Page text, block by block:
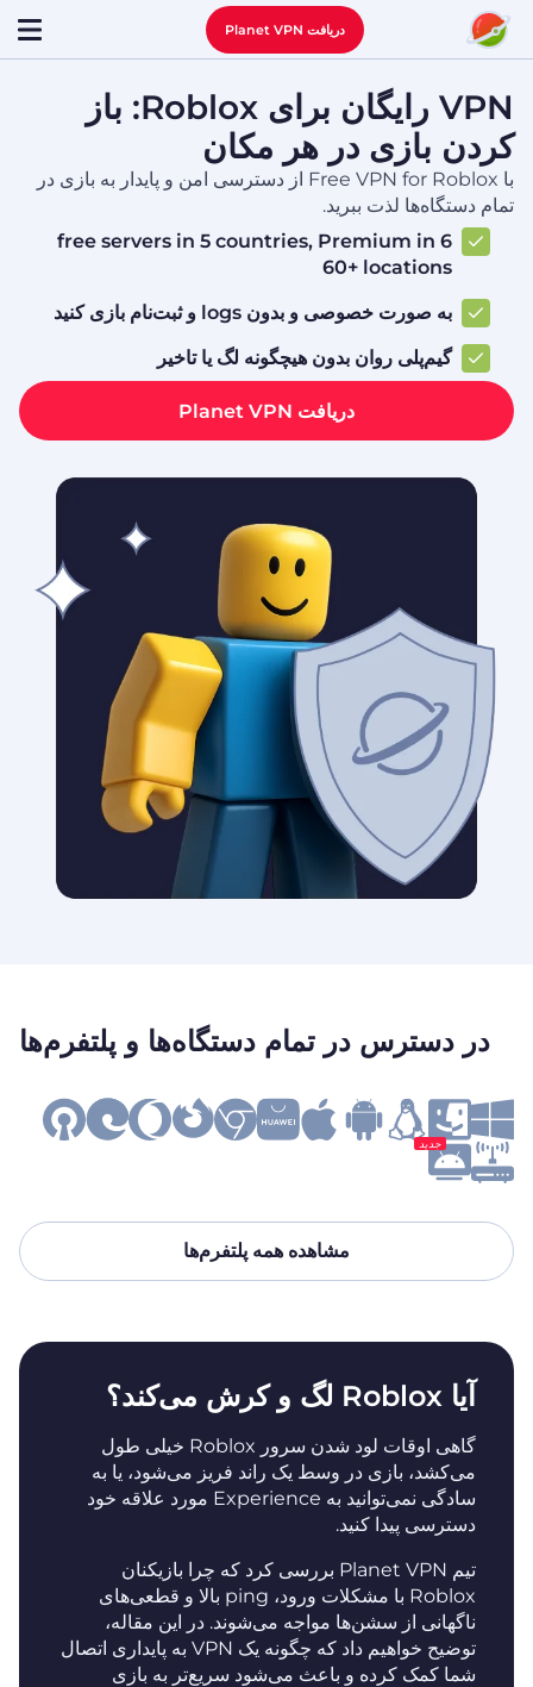
دریافت Planet VPN
VPN رایگان برای Roblox: باز
کردن بازی در هر مکان
با Free VPN for Roblox از دسترسی امن و پایدار به بازی در
تمام دستگاه‌ها لذت ببرید.
6 free servers in 5 countries, Premium in
60+ locations
به صورت خصوصی و بدون logs و ثبت‌نام بازی کنید
گیم‌پلی روان بدون هیچگونه لگ یا تاخیر
دریافت Planet VPN
در دسترس در تمام دستگاه‌ها و پلتفرم‌ها
جدید
مشاهده همه پلتفرم‌ها
آیا Roblox لگ و کرش می‌کند؟
گاهی اوقات لود شدن سرور Roblox خیلی طول
می‌کشد، بازی در وسط یک راند فریز می‌شود، یا به
سادگی نمی‌توانید به Experience مورد علاقه خود
دسترسی پیدا کنید.
تیم Planet VPN بررسی کرد که چرا بازیکنان
Roblox با مشکلات ورود، ping بالا و قطعی‌های
ناگهانی از سشن‌ها مواجه می‌شوند. در این مقاله،
توضیح خواهیم داد که چگونه یک VPN به پایداری اتصال
شما کمک کرده و باعث می‌شود سریع‌تر به بازی